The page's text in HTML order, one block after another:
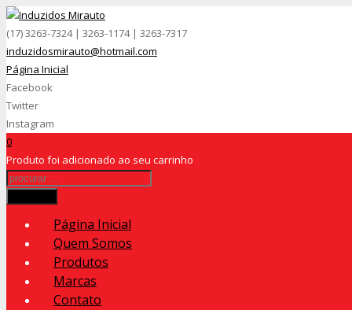
(17) 3263-7324 | 3263-1174 | 3263-7317
induzidosmirauto@hotmail.com
Página Inicial
Facebook
Twitter
Instagram
0
Produto foi adicionado ao seu carrinho
Página Inicial
Quem Somos
Produtos
Marcas
Contato